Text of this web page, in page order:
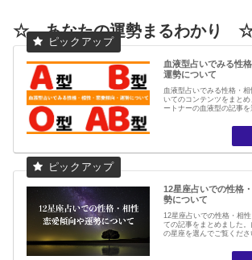
☆ あなたの運勢まるわかり
血液型占いでみる性
運勢について
血液型占いでみる性格・
いてのコンテンツをまと
ートナーの血液型の記事を
12星座占いでの性格
勢について
12星座占いでの性格・相
ての記事をまとめました
の星座を選んでご覧くださ